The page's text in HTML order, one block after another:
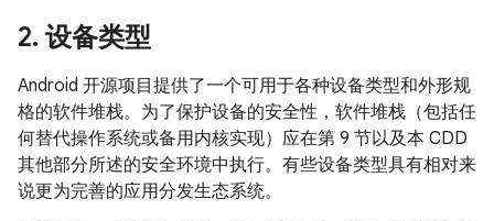
2. 设备类型
Android 开源项目提供了一个可用于各种设备类型和外形规
格的软件堆栈。为了保护设备的安全性，软件堆栈（包括任
何替代操作系统或备用内核实现）应在第 9 节以及本 CDD
其他部分所述的安全环境中执行。有些设备类型具有相对来
说更为完善的应用分发生态系统。